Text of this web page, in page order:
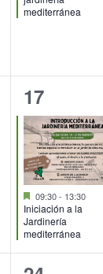
mediterránea
1
evento,
17
Destacado
09:30- 13:30
Iniciación a la
Jardinería
mediterránea